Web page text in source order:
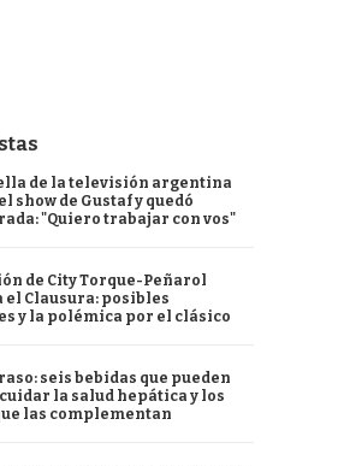
de la televisión argentina
show de Gustaf y quedó
"Quiero trabajar con vos"
de City Torque-Peñarol
el Clausura: posibles
y la polémica por el clásico
seis bebidas que pueden
la salud hepática y los
las complementan